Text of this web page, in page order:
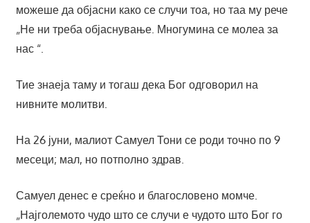
можеше да објасни како се случи тоа, но таа му рече
„Не ни треба објаснување. Многумина се молеа за
нас “.
Тие знаеја таму и тогаш дека Бог одговорил на
нивните молитви.
На 26 јуни, малиот Самуел Тони се роди точно по 9
месеци; мал, но потполно здрав.
Самуел денес е среќно и благословено момче.
„Најголемото чудо што се случи е чудото што Бог го